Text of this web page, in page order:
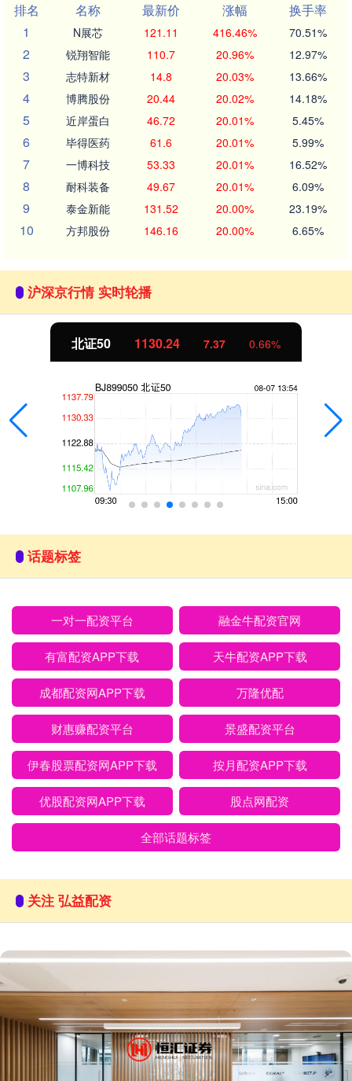
排名
名称 最新价 涨幅
换手率
1
N展芯 121.11 416.46% 70.51%
2 锐翔智能 110.7 20.96% 12.97%
3 志特新材 14.8 20.03% 13.66%
4 博腾股份 20.44 20.02% 14.18%
5 近岸蛋白 46.72 20.01% 5.45%
6 毕得医药 61.6 20.01% 5.99%
7 一博科技 53.33 20.01% 16.52%
8 耐科装备 49.67 20.01% 6.09%
9 泰金新能 131.52 20.00% 23.19%
10 方邦股份 146.16 20.00% 6.65%
沪深京行情 实时轮播
北证50 1130.24 7.37 0.66%
话题标签
一对一配资平台 融金牛配资官网
有富配资APP下载 天牛配资APP下载
成都配资网APP下载 万隆优配
财惠赚配资平台 景盛配资平台
伊春股票配资网APP下载 按月配资APP下载
优股配资网APP下载 股点网配资
全部话题标签
关注 弘益配资